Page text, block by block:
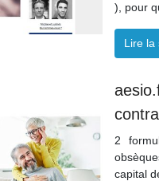
), pour
Lire la
2
capital